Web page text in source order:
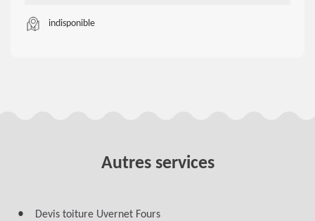
indisponible
Autres services
Devis toiture Uvernet Fours